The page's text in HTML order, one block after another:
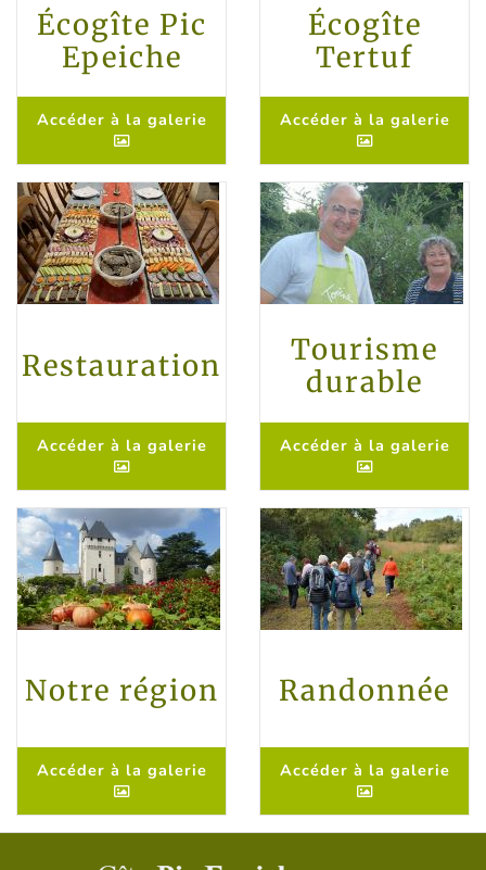
Écogîte Pic
Epeiche
Accéder à la galerie
Écogîte
Tertuf
Accéder à la galerie
Restauration
Accéder à la galerie
Tourisme
durable
Accéder à la galerie
Notre région
Accéder à la galerie
Randonnée
Accéder à la galerie